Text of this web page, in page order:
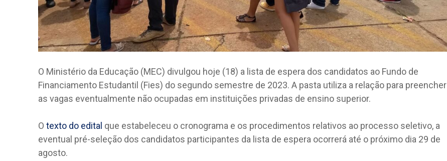
O Ministério da Educação (MEC) divulgou hoje (18) a lista de espera dos candidatos ao Fundo de
Financiamento Estudantil (Fies) do segundo semestre de 2023. A pasta utiliza a relação para preencher
as vagas eventualmente não ocupadas em instituições privadas de ensino superior.
O texto do edital que estabeleceu o cronograma e os procedimentos relativos ao processo seletivo, a
eventual pré-seleção dos candidatos participantes da lista de espera ocorrerá até o próximo dia 29 de
agosto.